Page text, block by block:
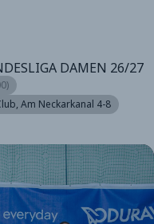
DAMEN 26/27
, Am Neckarkanal 4-8